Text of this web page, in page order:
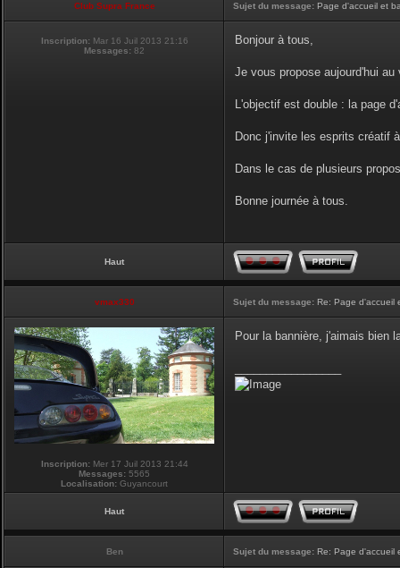
Club Supra France Sujet du message: Page d'accueil et
Inscription: Mar 16 Juil 2013 21:16
Messages: 82
Bonjour à tous,
Je vous propose aujourd'hui
L'objectif est double : la page
Donc j'invite les esprits créatif
Dans le cas de plusieurs
Bonne journée à tous.
Haut
vmax330 Sujet du message: Re: Page d'accueil
Inscription:Mer 17 Juil 2013 21:44
Messages: 5565
Localisation: Guyancourt
Pour la bannière, j'aimais bien
Haut
Ben Sujet du message: Re: Page d'accueil